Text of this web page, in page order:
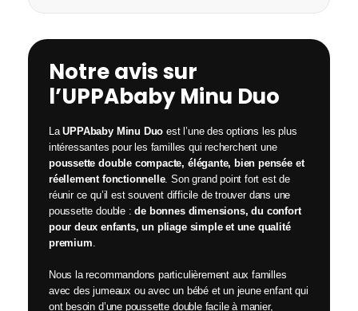
Notre avis sur
l’UPPAbaby Minu Duo
LaUPPAbaby Minu Duo est l’une des options les plus
intéressantes pour les familles qui recherchent une
poussette double compacte, élégante, bien pensée et
réellement fonctionnelle. Son grand point fort est de
réunir ce qu’il est souvent difficile de trouver dans une
poussette double :de bonnes dimensions, du confort
pour deux enfants, un pliage simple et une qualité
premium.
Nous la recommandons particulièrement aux familles
avec des jumeaux ou avec un bébé et un jeune enfant qui
ont besoin d’une poussette double facile à manier,